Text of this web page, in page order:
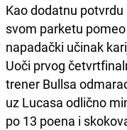
Kao dodatnu
svom parketu
napadački učinak
Uoči prvog
trener Bullsa
uz Lucasa odlično
po 13 poena i